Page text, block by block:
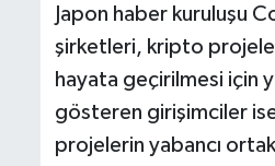
Japon haber kuruluşu
şirketleri, kripto
hayata geçirilmesi için
gösteren girişimciler
projelerin yabancı